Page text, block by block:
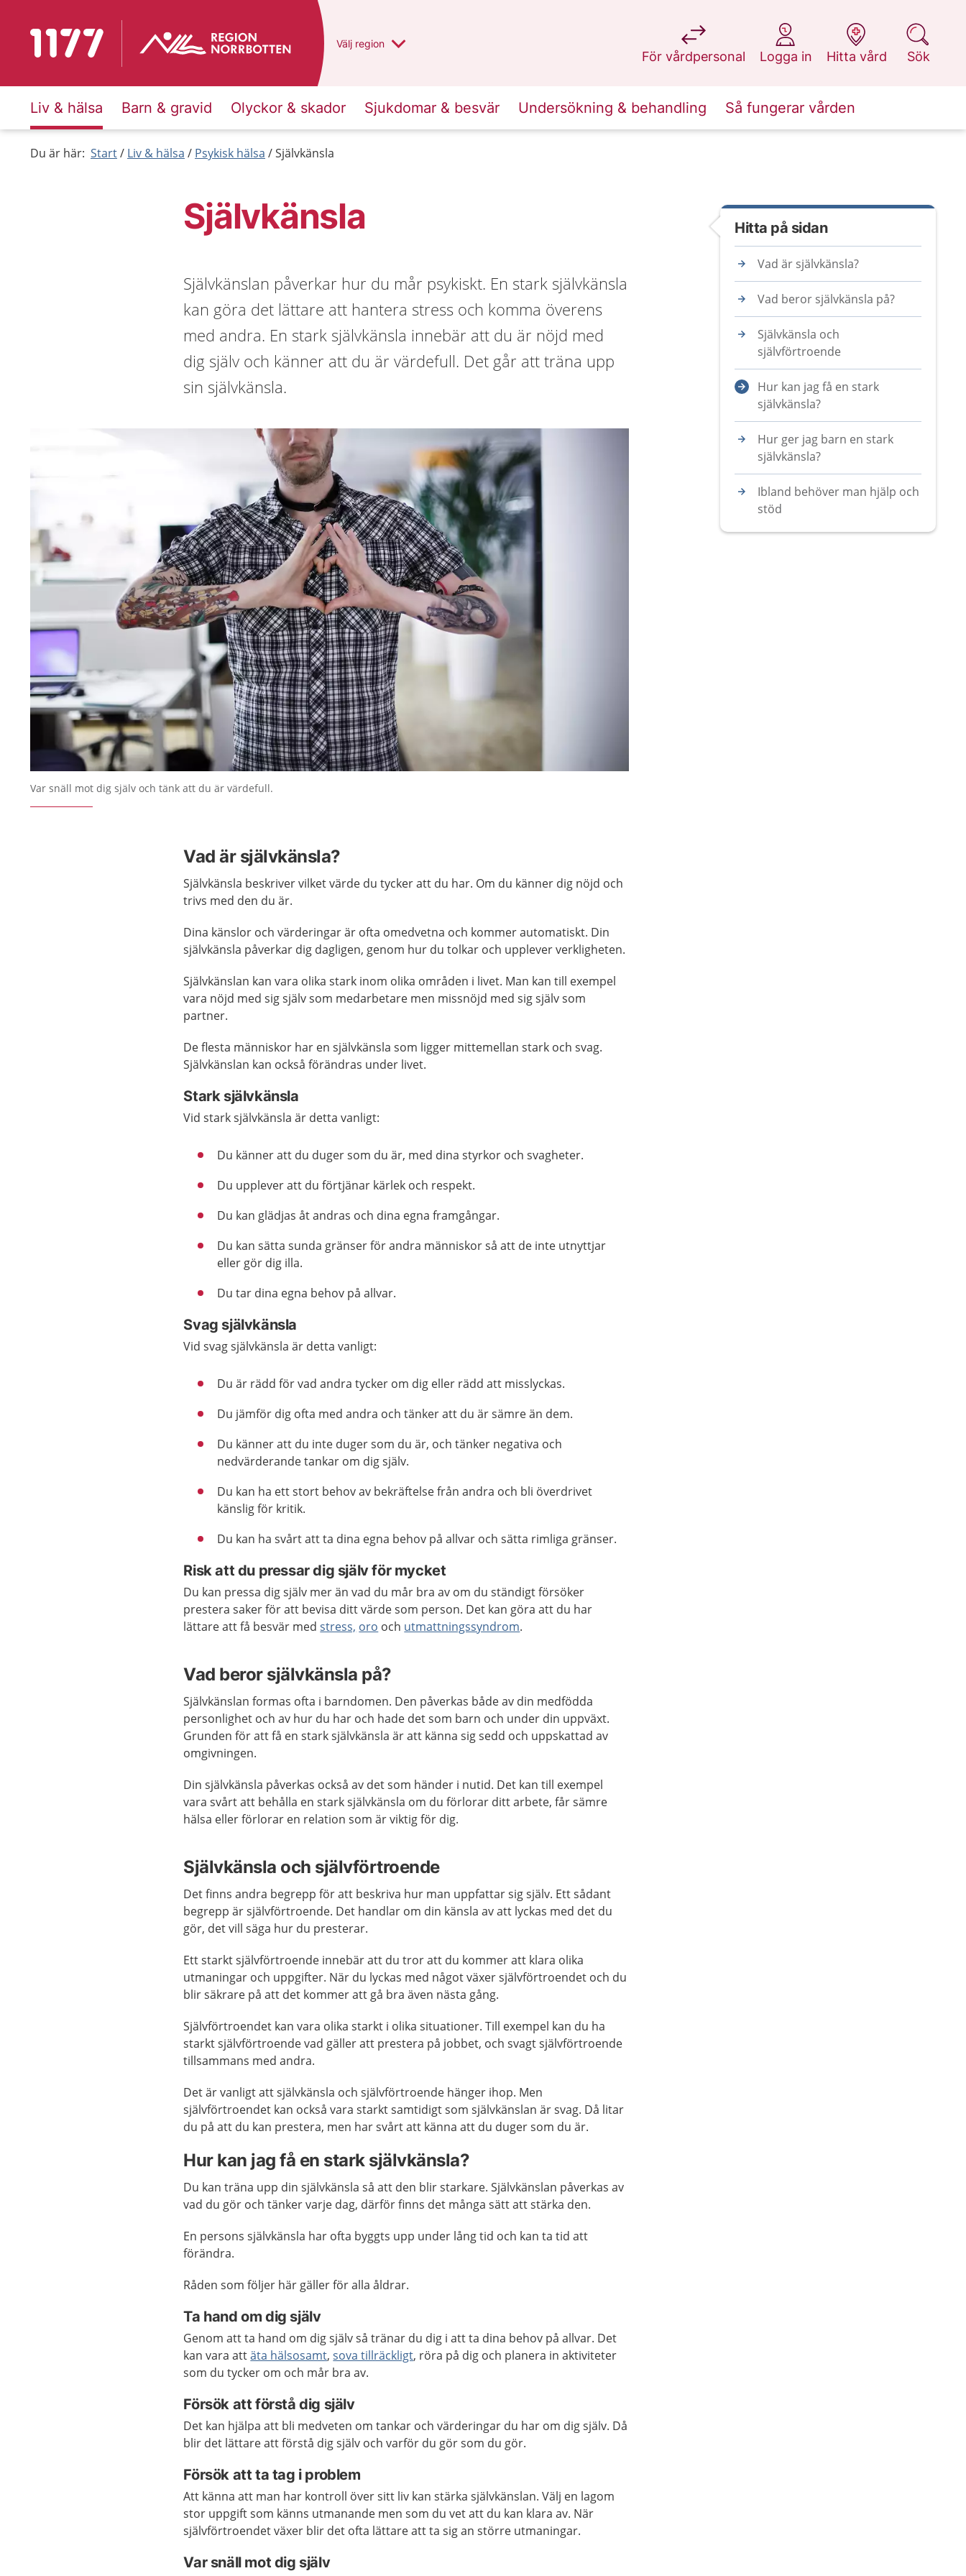
Till startsidan för 1177 Du har valt region
Välj en annan
region
För vårdpersonal
på 1177.se
Logga in
på 1177.se
Hitta vård
på 1177.se
Sök
på 1177.se
Liv & hälsa Barn & gravid Olyckor & skador Sjukdomar & besvär Undersökning & behandling Så fungerar vården
Du är här: Start Liv & hälsa Psykisk hälsa Självkänsla
Självkänsla
Självkänslan påverkar hur du mår psykiskt. En stark självkänsla
kan göra det lättare att hantera stress och komma överens
med andra. En stark självkänsla innebär att du är nöjd med
dig själv och känner att du är värdefull. Det går att träna upp
sin självkänsla.
Var snäll mot dig själv och tänk att du är värdefull.
Vad är självkänsla?
Självkänsla beskriver vilket värde du tycker att du har. Om du känner dig nöjd och
trivs med den du är.
Dina känslor och värderingar är ofta omedvetna och kommer automatiskt. Din
självkänsla påverkar dig dagligen, genom hur du tolkar och upplever verkligheten.
Självkänslan kan vara olika stark inom olika områden i livet. Man kan till exempel
vara nöjd med sig själv som medarbetare men missnöjd med sig själv som
partner.
De flesta människor har en självkänsla som ligger mittemellan stark och svag.
Självkänslan kan också förändras under livet.
Stark självkänsla
Vid stark självkänsla är detta vanligt:
Du känner att du duger som du är, med dina styrkor och svagheter.
Du upplever att du förtjänar kärlek och respekt.
Du kan glädjas åt andras och dina egna framgångar.
Du kan sätta sunda gränser för andra människor så att de inte utnyttjar
eller gör dig illa.
Du tar dina egna behov på allvar.
Svag självkänsla
Vid svag självkänsla är detta vanligt:
Du är rädd för vad andra tycker om dig eller rädd att misslyckas.
Du jämför dig ofta med andra och tänker att du är sämre än dem.
Du känner att du inte duger som du är, och tänker negativa och
nedvärderande tankar om dig själv.
Du kan ha ett stort behov av bekräftelse från andra och bli överdrivet
känslig för kritik.
Du kan ha svårt att ta dina egna behov på allvar och sätta rimliga gränser.
Risk att du pressar dig själv för mycket
Du kan pressa dig själv mer än vad du mår bra av om du ständigt försöker
prestera saker för att bevisa ditt värde som person. Det kan göra att du har
lättare att få besvär medstress, oro och utmattningssyndrom.
Vad beror självkänsla på?
Självkänslan formas ofta i barndomen. Den påverkas både av din medfödda
personlighet och av hur du har och hade det som barn och under din uppväxt.
Grunden för att få en stark självkänsla är att känna sig sedd och uppskattad av
omgivningen.
Din självkänsla påverkas också av det som händer i nutid. Det kan till exempel
vara svårt att behålla en stark självkänsla om du förlorar ditt arbete, får sämre
hälsa eller förlorar en relation som är viktig för dig.
Självkänsla och självförtroende
Det finns andra begrepp för att beskriva hur man uppfattar sig själv. Ett sådant
begrepp är självförtroende. Det handlar om din känsla av att lyckas med det du
gör, det vill säga hur du presterar.
Ett starkt självförtroende innebär att du tror att du kommer att klara olika
utmaningar och uppgifter. När du lyckas med något växer självförtroendet och du
blir säkrare på att det kommer att gå bra även nästa gång.
Självförtroendet kan vara olika starkt i olika situationer. Till exempel kan du ha
starkt självförtroende vad gäller att prestera på jobbet, och svagt självförtroende
tillsammans med andra.
Det är vanligt att självkänsla och självförtroende hänger ihop. Men
självförtroendet kan också vara starkt samtidigt som självkänslan är svag. Då litar
du på att du kan prestera, men har svårt att känna att du duger som du är.
Hur kan jag få en stark självkänsla?
Du kan träna upp din självkänsla så att den blir starkare. Självkänslan påverkas av
vad du gör och tänker varje dag, därför finns det många sätt att stärka den.
En persons självkänsla har ofta byggts upp under lång tid och kan ta tid att
förändra.
Råden som följer här gäller för alla åldrar.
Ta hand om dig själv
Genom att ta hand om dig själv så tränar du dig i att ta dina behov på allvar. Det
kan vara attäta hälsosamt,sova tillräckligt, röra på dig och planera in aktiviteter
som du tycker om och mår bra av.
Försök att förstå dig själv
Det kan hjälpa att bli medveten om tankar och värderingar du har om dig själv. Då
blir det lättare att förstå dig själv och varför du gör som du gör.
Försök att ta tag i problem
Att känna att man har kontroll över sitt liv kan stärka självkänslan. Välj en lagom
stor uppgift som känns utmanande men som du vet att du kan klara av. När
självförtroendet växer blir det ofta lättare att ta sig an större utmaningar.
Var snäll mot dig själv
Hitta på sidan
Vad är självkänsla?
Vad beror självkänsla på?
Självkänsla och
självförtroende
Hur kan jag få en stark
självkänsla?
Hur ger jag barn en stark
självkänsla?
Ibland behöver man hjälp och
stöd